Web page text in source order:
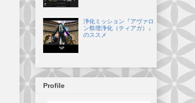
浄化ミッション『アヴァロ
ン祭壇浄化（ティアガ）』
のススメ
Profile